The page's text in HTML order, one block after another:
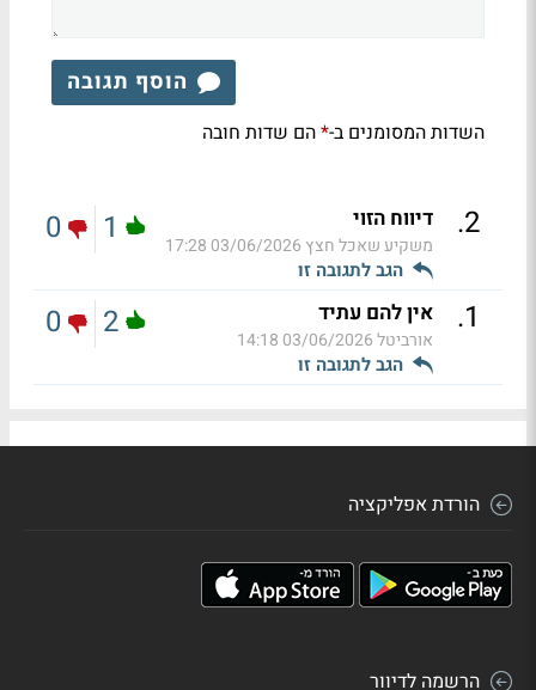
הוסף תגובה
השדות המסומנים ב-*הם שדות חובה
2
. דיווח הזוי
משקיע שאכל חצץ 03/06/2026 17:28
הגב לתגובה זו
1
0
1
. אין להם עתיד
אורביטל03/06/2026 14:18
הגב לתגובה זו
2
0
הורדת אפליקציה
הרשמה לדיוור